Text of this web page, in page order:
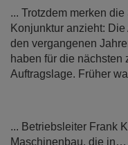
... Trotzdem merken
Konjunktur anzieht:
den vergangenen
haben für die nächsten
Auftragslage. Früher
... Betriebsleiter Frank
Maschinenbau, die in…